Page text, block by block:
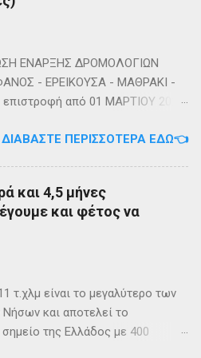
ΕΝΑΡΞΗΣ ΔΡΟΜΟΛΟΓΙΩΝ
- ΕΡΕΙΚΟΥΣΑ - ΜΑΘΡΑΚΙ -
επιστροφή από 01 ΜΑΡΤΙΟΥ 2023
μας, ΕΓ-ΔΡ ΒΑΜΟΣ, αναμένεται
με 3 δρομολόγια την εβδομάδα
Πηγή: chania-lines.com
ΔΙΑΒΆΣΤΕ ΠΕΡΙΣΣΌΤΕΡΑ ΕΔΏ👈
και 4,5 μήνες
και φέτος να
τ.χλμ είναι το μεγαλύτερο των
Νήσων και αποτελεί το
της Ελλάδος με 400